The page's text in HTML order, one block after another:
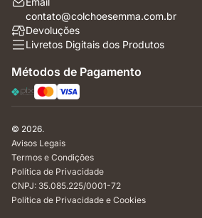
contato@colchoesemma.com.br
Devoluções
Livretos Digitais dos Produtos
Métodos de Pagamento
© 2026.
Avisos Legais
Termos e Condições
Política de Privacidade
CNPJ: 35.085.225/0001-72
Política de Privacidade e Cookies